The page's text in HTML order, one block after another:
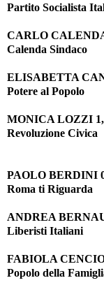
Partito Socialista
CARLO
Calenda Sindaco
ELISABETTA
Potere al
MONICA LOZZI
PAOLO BERDINI
Roma ti
ANDREA
Liberisti
FABIOLA
Popolo della